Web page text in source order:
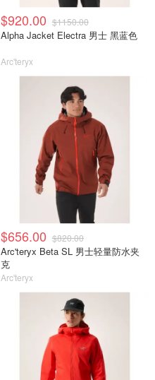
$920.00 $1150.00
Alpha Jacket Electra 男士 黑蓝色
Arc'teryx
$656.00 $820.00
Arc'teryx Beta SL 男士轻量防水夹
克
Arc'teryx